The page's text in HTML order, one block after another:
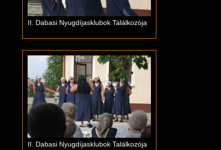
II. Dabasi Nyugdíjasklubok Találkozója
II. Dabasi Nyugdíjasklubok Találkozója